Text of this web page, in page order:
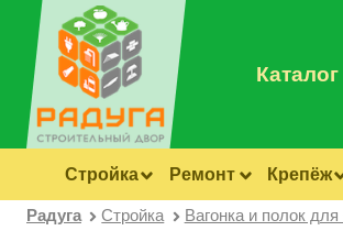
Каталог
Стройка Ремонт Крепёж
Радуга Стройка Вагонка и полок для